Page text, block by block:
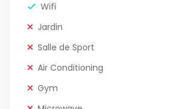
Wifi
Jardin
Salle de Sport
Air Conditioning
Gym